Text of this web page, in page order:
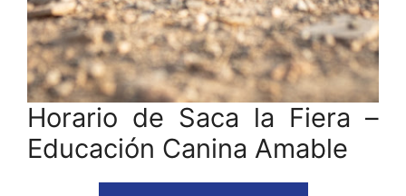
Horario de Saca la Fiera –
Educación Canina Amable